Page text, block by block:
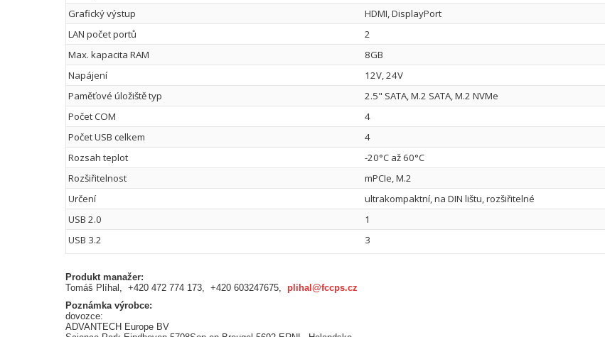
Grafický výstup
HDMI, DisplayPort
LAN počet portů
2
Max. kapacita RAM
8GB
Napájení
12V, 24V
Paměťové úložiště typ
2.5" SATA, M.2 SATA, M.2 NVMe
Počet COM
4
Počet USB celkem
4
Rozsah teplot
-20°C až 60°C
Rozšiřitelnost
mPCIe, M.2
Určení
ultrakompaktní, na DIN lištu, rozšiřitelné
USB 2.0
1
USB 3.2
3
Produkt manažer:
Tomáš Plíhal, +420 472 774 173, +420 603247675, plihal@fccps.cz
Poznámka výrobce:
dovozce:
ADVANTECH Europe BV